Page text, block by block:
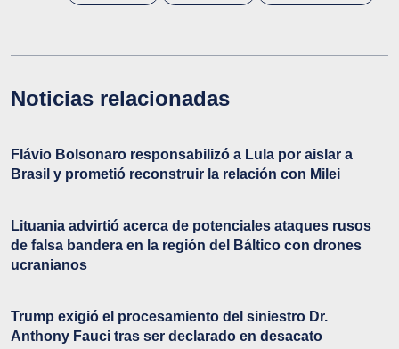
Noticias relacionadas
Flávio Bolsonaro responsabilizó a Lula por aislar a
Brasil y prometió reconstruir la relación con Milei
Lituania advirtió acerca de potenciales ataques rusos
de falsa bandera en la región del Báltico con drones
ucranianos
Trump exigió el procesamiento del siniestro Dr.
Anthony Fauci tras ser declarado en desacato